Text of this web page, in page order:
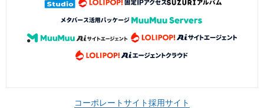
コーポレートサイト採用サイト